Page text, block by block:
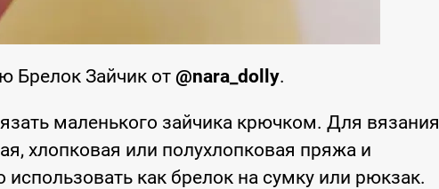
Брелок Зайчик от @nara_dolly.
маленького зайчика крючком. Для вязания
хлопковая или полухлопковая пряжа и
как брелок на сумку или рюкзак.